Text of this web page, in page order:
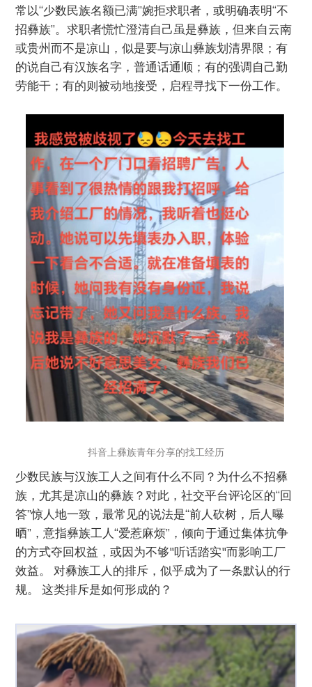
常以“少数民族名额已满”婉拒求职者，或明确表明“不
招彝族”。求职者慌忙澄清自己虽是彝族，但来自云南
或贵州而不是凉山，似是要与凉山彝族划清界限；有
的说自己有汉族名字，普通话通顺；有的强调自己勤
劳能干；有的则被动地接受，启程寻找下一份工作。
抖音上彝族青年分享的找工经历
少数民族与汉族工人之间有什么不同？为什么不招彝
族，尤其是凉山的彝族？对此，社交平台评论区的“回
答”惊人地一致，最常见的说法是“前人砍树，后人曝
晒”，意指彝族工人“爱惹麻烦”，倾向于通过集体抗争
的方式夺回权益，或因为不够"听话踏实"而影响工厂
效益。 对彝族工人的排斥，似乎成为了一条默认的行
规。 这类排斥是如何形成的？